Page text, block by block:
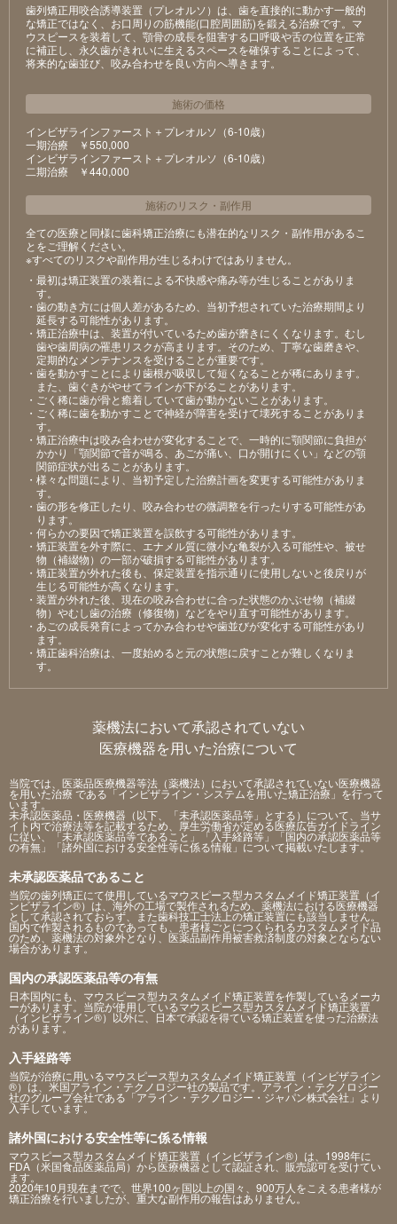
歯列矯正用咬合誘導装置（プレオルソ）は、歯を直接的に動かす一般的
な矯正ではなく、お口周りの筋機能(口腔周囲筋)を鍛える治療です。マ
ウスピースを装着して、顎骨の成長を阻害する口呼吸や舌の位置を正常
に補正し、永久歯がきれいに生えるスペースを確保することによって、
将来的な歯並び、咬み合わせを良い方向へ導きます。
施術の価格
インビザラインファースト＋プレオルソ（6-10歳）
⼀期治療 ￥550,000
インビザラインファースト＋プレオルソ（6-10歳）
⼆期治療 ￥440,000
施術のリスク ・ 副作用
全ての医療と同様に歯科矯正治療にも潜在的なリスク・副作用があるこ
とをご理解ください。
※すべてのリスクや副作用が生じるわけではありません。
・最初は矯正装置の装着による不快感や痛み等が⽣じることがありま
す。
・⻭の動き⽅には個⼈差があるため、当初予想されていた治療期間より
延⻑する可能性があります。
・矯正治療中は、装置が付いているため⻭が磨きにくくなります。むし
⻭や⻭周病の罹患リスクが⾼まります。そのため、丁寧な⻭磨きや、
定期的なメンテナンスを受けることが重要です。
・⻭を動かすことにより⻭根が吸収して短くなることが稀にあります。
また、⻭ぐきがやせてラインが下がることがあります。
・ごく稀に⻭が⾻と癒着していて⻭が動かないことがあります。
・ごく稀に⻭を動かすことで神経が障害を受けて壊死することがありま
す。
・矯正治療中は咬み合わせが変化することで、⼀時的に顎関節に負担が
かかり「顎関節で⾳が鳴る、あごが痛い、⼝が開けにくい」などの顎
関節症状が出ることがあります。
・様々な問題により、当初予定した治療計画を変更する可能性がありま
す。
・⻭の形を修正したり、咬み合わせの微調整を⾏ったりする可能性があ
ります。
・何らかの要因で矯正装置を誤飲する可能性があります。
・矯正装置を外す際に、エナメル質に微⼩な⻲裂が⼊る可能性や、被せ
物（補綴物）の⼀部が破損する可能性があります。
・矯正装置が外れた後も、保定装置を指⽰通りに使⽤しないと後戻りが
⽣じる可能性が⾼くなります。
・装置が外れた後、現在の咬み合わせに合った状態のかぶせ物（補綴
物）やむし⻭の治療（修復物）などをやり直す可能性があります。
・あごの成⻑発育によってかみ合わせや⻭並びが変化する可能性があり
ます。
・矯正⻭科治療は、⼀度始めると元の状態に戻すことが難しくなりま
す。
薬機法において承認されていない
医療機器を用いた治療について
当院では、医薬品医療機器等法（薬機法）において承認されていない医療機器
を用いた治療 である「インビザライン・システムを用いた矯正治療」を行って
います。
未承認医薬品・医療機器（以下、「未承認医薬品等」とする）について、当サ
イト内で治療法等を記載するため、厚生労働省が定める医療広告ガイドライン
に従い、「未承認医薬品等であること」「入手経路等」「国内の承認医薬品等
の有無」「諸外国における安全性等に係る情報」について掲載いたします。
未承認医薬品であること
当院の歯列矯正にて使用しているマウスピース型カスタムメイド矯正装置（イ
ンビザライン®）は、海外の工場で製作されるため、薬機法における医療機器
として承認されておらず、また歯科技工士法上の矯正装置にも該当しません。
国内で作製されるものであっても、患者様ごとにつくられるカスタムメイド品
のため、薬機法の対象外となり、医薬品副作用被害救済制度の対象とならない
場合があります。
国内の承認医薬品等の有無
日本国内にも、マウスピース型カスタムメイド矯正装置を作製しているメーカ
ーがあります。当院が使用しているマウスピース型カスタムメイド矯正装置
（インビザライン®）以外に、日本で承認を得ている矯正装置を使った治療法
があります。
入手経路等
当院が治療に用いるマウスピース型カスタムメイド矯正装置（インビザライン
®）は、米国アライン・テクノロジー社の製品です。アライン・テクノロジー
社のグループ会社である「アライン・テクノロジー・ジャパン株式会社」より
入手しています。
諸外国における安全性等に係る情報
マウスピース型カスタムメイド矯正装置（インビザライン®）は、1998年に
FDA（米国食品医薬品局）から医療機器として認証され、販売認可を受けてい
ます。
2020年10月現在までで、世界100ヶ国以上の国々、900万人をこえる患者様が
矯正治療を行いましたが、重大な副作用の報告はありません。